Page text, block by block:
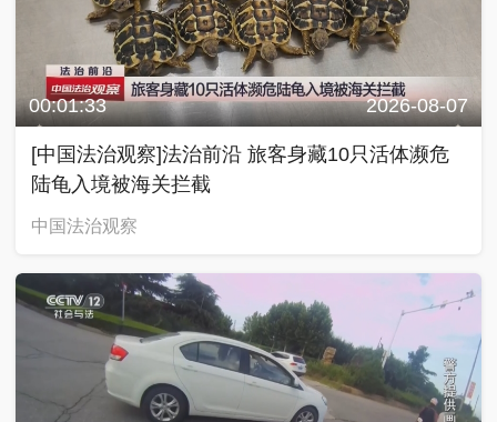
00:01:33 2026-08-07
[中国法治观察]法治前沿 旅客身藏10只活体濒危
陆龟入境被海关拦截
中国法治观察